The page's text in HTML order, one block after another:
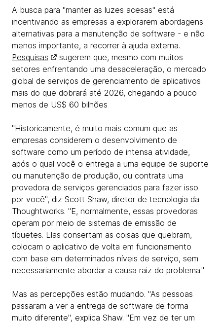
A busca para "manter as luzes acesas" está
incentivando as empresas a explorarem abordagens
alternativas para a manutenção de software - e não
menos importante, a recorrer à ajuda externa.
Pesquisas
sugerem que, mesmo com muitos
setores enfrentando uma desaceleração, o mercado
global de serviços de gerenciamento de aplicativos
mais do que dobrará até 2026, chegando a pouco
menos de US$ 60 bilhões
"Historicamente, é muito mais comum que as
empresas considerem o desenvolvimento de
software como um período de intensa atividade,
após o qual você o entrega a uma equipe de suporte
ou manutenção de produção, ou contrata uma
provedora de serviços gerenciados para fazer isso
por você", diz Scott Shaw, diretor de tecnologia da
Thoughtworks. "E, normalmente, essas provedoras
operam por meio de sistemas de emissão de
tíquetes. Elas consertam as coisas que quebram,
colocam o aplicativo de volta em funcionamento
com base em determinados níveis de serviço, sem
necessariamente abordar a causa raiz do problema."
Mas as percepções estão mudando. "As pessoas
passaram a ver a entrega de software de forma
muito diferente", explica Shaw. "Em vez de ter um